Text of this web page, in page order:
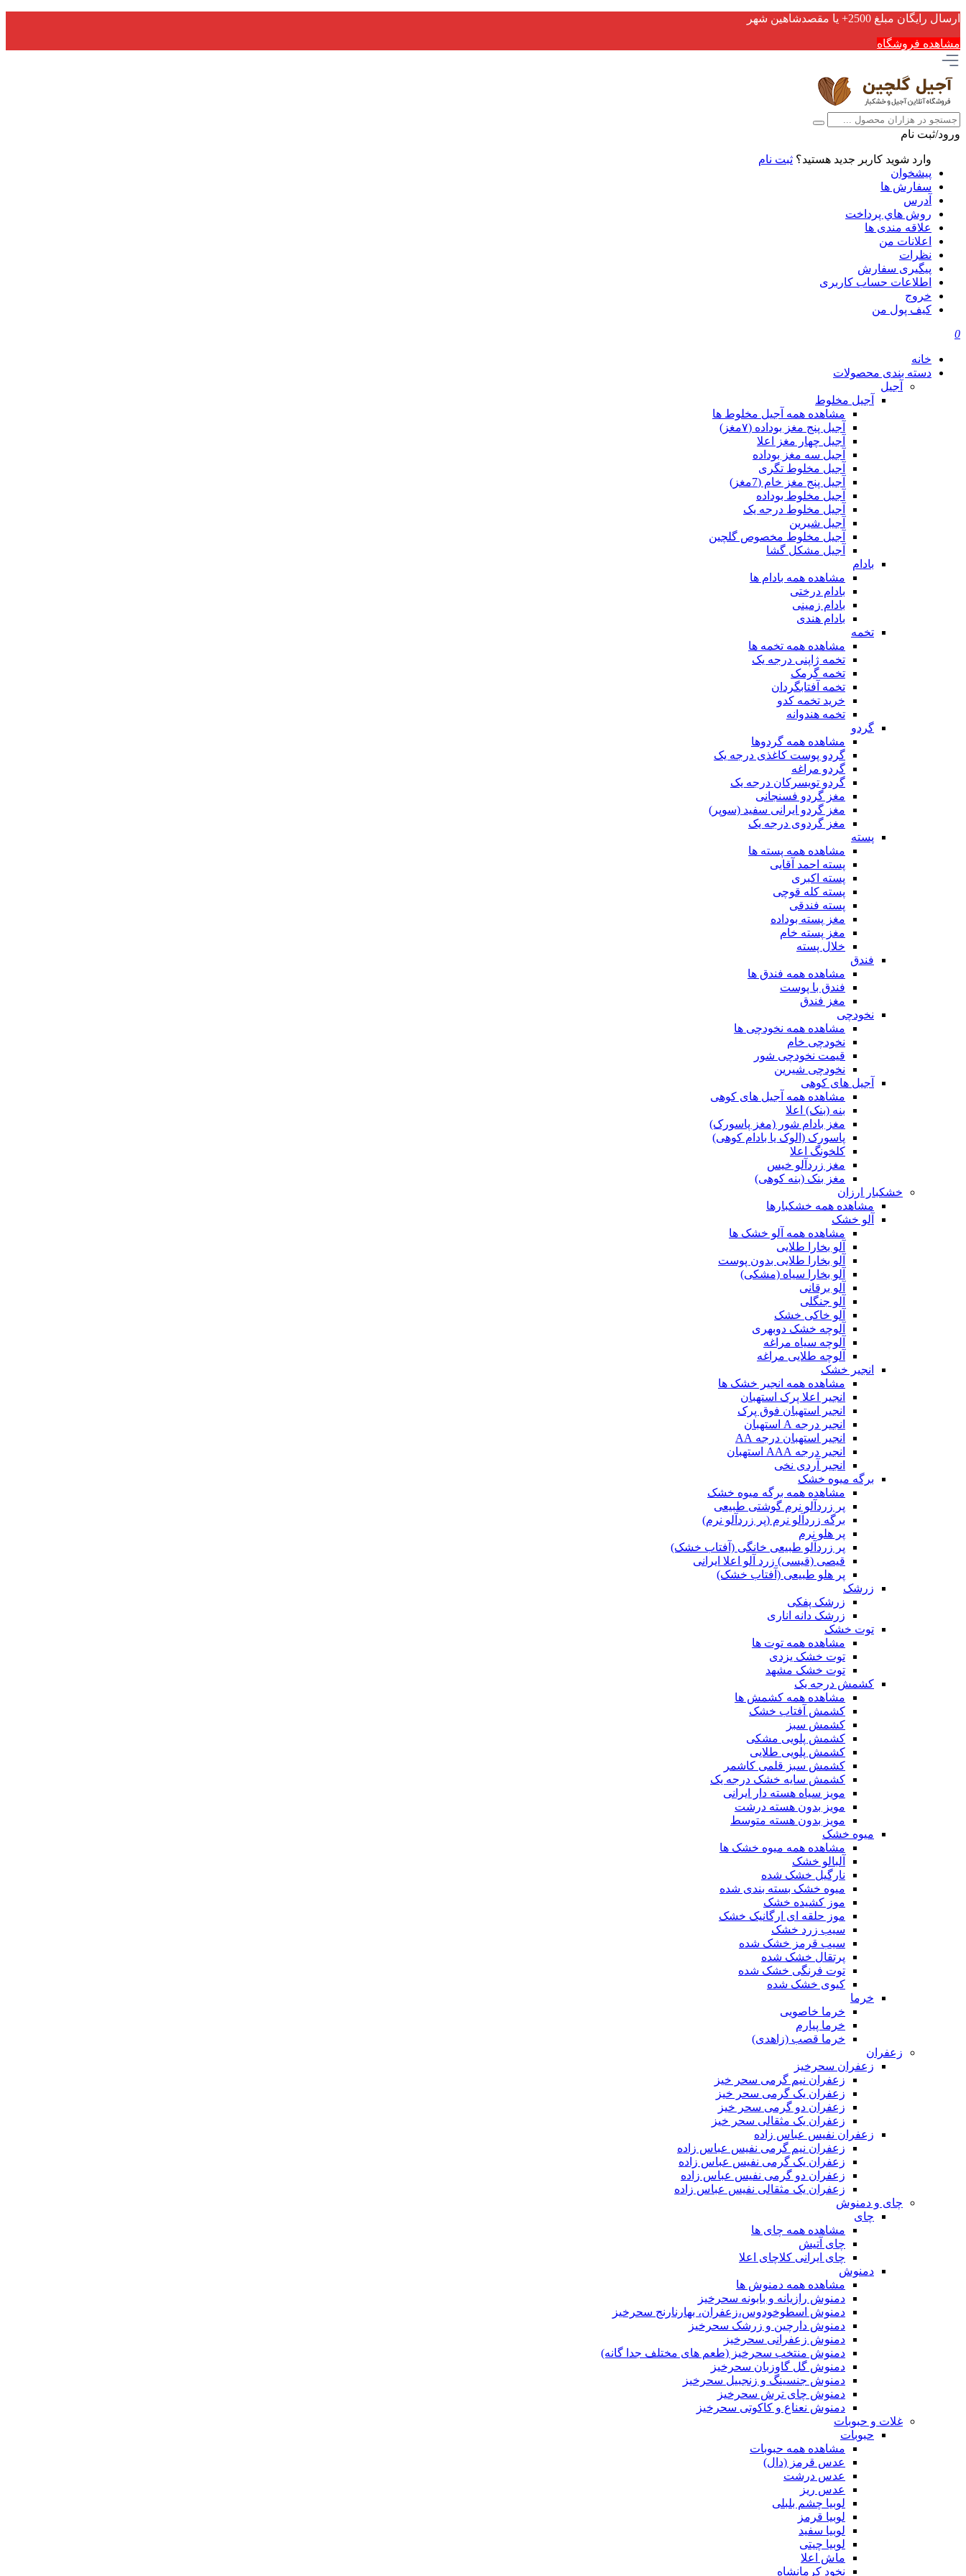
ارسال رایگان مبلغ 2500+ یا مقصدشاهین شهر
مشاهده فروشگاه
ورود/ثبت نام
وارد شوید کاربر جدید هستید؟ ثبت نام
پیشخوان
سفارش ها
آدرس
روش هاي پرداخت
علاقه مندی ها
اعلانات من
نظرات
پیگیری سفارش
اطلاعات حساب كاربری
خروج
کیف پول من
0
خانه
دسته بندی محصولات
آجیل
آجیل مخلوط
مشاهده همه آجیل مخلوط ها
آجیل پنج مغز بوداده (۷مغز)
آجیل چهار مغز اعلا
آجیل سه مغز بوداده
آجیل مخلوط تگری
آجیل پنج مغز خام (7مغز)
آجیل مخلوط بوداده
آجیل مخلوط درجه یک
آجیل شیرین
آجیل مخلوط مخصوص گلچین
آجیل مشکل گشا
بادام
مشاهده همه بادام ها
بادام درختی
بادام زمینی
بادام هندی
تخمه
مشاهده همه تخمه ها
تخمه ژاپنی درجه یک
تخمه گرمک
تخمه آفتابگردان
خرید تخمه کدو
تخمه هندوانه
گردو
مشاهده همه گردوها
گردو پوست کاغذی درجه یک
گردو مراغه
گردو تویسرکان درجه یک
مغز گردو فسنجانی
مغز گردو ایرانی سفید (سوپر)
مغز گردوی درجه یک
پسته
مشاهده همه پسته ها
پسته احمد آقایی
پسته اکبری
پسته کله قوچی
پسته فندقی
مغز پسته بوداده
مغز پسته خام
خلال پسته
فندق
مشاهده همه فندق ها
فندق با پوست
مغز فندق
نخودچی
مشاهده همه نخودچی ها
نخودچی خام
قیمت نخودچی شور
نخودچی شیرین
آجیل های کوهی
مشاهده همه آجیل های کوهی
بنه (بنک) اعلا
مغز بادام شور (مغز پاسورک)
پاسورک (الوک یا بادام کوهی)
کلخونگ اعلا
مغز زردآلو خیس
مغز بنک (بنه کوهی)
خشکبار ارزان
مشاهده همه خشکبارها
آلو خشک
مشاهده همه آلو خشک ها
آلو بخارا طلایی
آلو بخارا طلایی بدون پوست
آلو بخارا سیاه (مشکی)
آلو برقانی
آلو جنگلی
آلو خاکی خشک
آلوچه خشک دوبهری
آلوچه سیاه مراغه
آلوچه طلایی مراغه
انجیر خشک
مشاهده همه انجیر خشک ها
انجیر اعلا پرک استهبان
انجیر استهبان فوق پرک
انجیر درجه A استهبان
انجیر استهبان درجه AA
انجیر درجه AAA استهبان
انجیر آردی نخی
برگه میوه خشک
مشاهده همه برگه میوه خشک
پر زردآلو نرم گوشتی طبیعی
برگه زردآلو نرم (پر زردآلو نرم)
پر هلو نرم
پر زردآلو طبیعی خانگی (آفتاب خشک)
قیصی (قیسی) زرد آلو اعلا ایرانی
پر هلو طبیعی (آفتاب خشک)
زرشک
زرشک پفکی
زرشک دانه اناری
توت خشک
مشاهده همه توت ها
توت خشک یزدی
توت خشک مشهد
کشمش درجه یک
مشاهده همه کشمش ها
کشمش آفتاب خشک
کشمش سبز
کشمش پلویی مشکی
کشمش پلویی طلایی
کشمش سبز قلمی کاشمر
کشمش سایه خشک درجه یک
مویز سیاه هسته دار ایرانی
مویز بدون هسته درشت
مویز بدون هسته متوسط
میوه خشک
مشاهده همه میوه خشک ها
آلبالو خشک
نارگیل خشک شده
میوه خشک بسته بندی شده
موز کشیده خشک
موز حلقه ای ارگانیک خشک
سیب زرد خشک
سیب قرمز خشک شده
پرتقال خشک شده
توت فرنگی خشک شده
کیوی خشک شده
خرما
خرما خاصویی
خرما پیارم
خرما قصب (زاهدی)
زعفران
زعفران سحرخیز
زعفران نیم گرمی سحر خیز
زعفران یک گرمی سحر خیز
زعفران دو گرمی سحر خیز
زعفران یک مثقالی سحر خیز
زعفران نفیس عباس زاده
زعفران نیم گرمی نفیس عباس زاده
زعفران یک گرمی نفیس عباس زاده
زعفران دو گرمی نفیس عباس زاده
زعفران یک مثقالی نفیس عباس زاده
چای و دمنوش
چای
مشاهده همه چای ها
چای آتیش
چای ایرانی کلاچای اعلا
دمنوش
مشاهده همه دمنوش ها
دمنوش رازیانه و بابونه سحرخیز
دمنوش اسطوخودوس،زعفران، بهارنارنج سحرخیز
دمنوش دارچین و زرشک سحرخیز
دمنوش زعفرانی سحرخیز
دمنوش منتخب سحرخیز (طعم های مختلف جدا گانه)
دمنوش گل گاوزبان سحرخیز
دمنوش جنسینگ و زنجبیل سحرخیز
دمنوش چای ترش سحرخیز
دمنوش نعناع و کاکوتی سحرخیز
غلات و حبوبات
حبوبات
مشاهده همه حبوبات
عدس قرمز (دال)
عدس درشت
عدس ریز
لوبیا چشم بلبلی
لوبیا قرمز
لوبیا سفید
لوبیا چیتی
ماش اعلا
نخود کرمانشاه